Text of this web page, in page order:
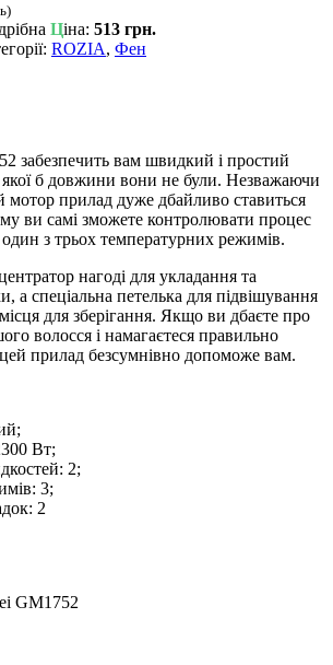
Ціна: 513 грн.
ROZIA, Фен
забезпечить вам швидкий і простий
якої б довжини вони не були. Незважаючи
мотор прилад дуже дбайливо ставиться
ви самі зможете контролювати процес
з трьох температурних режимів.
нагоді для укладання та
а спеціальна петелька для підвішування
для зберігання. Якщо ви дбаєте про
волосся і намагаєтеся правильно
прилад безсумнівно допоможе вам.
Вт;
2;
3;
2
GM1752